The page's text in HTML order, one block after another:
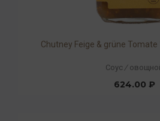
Chutney Feige & grüne
Соус /
624.00 ₽